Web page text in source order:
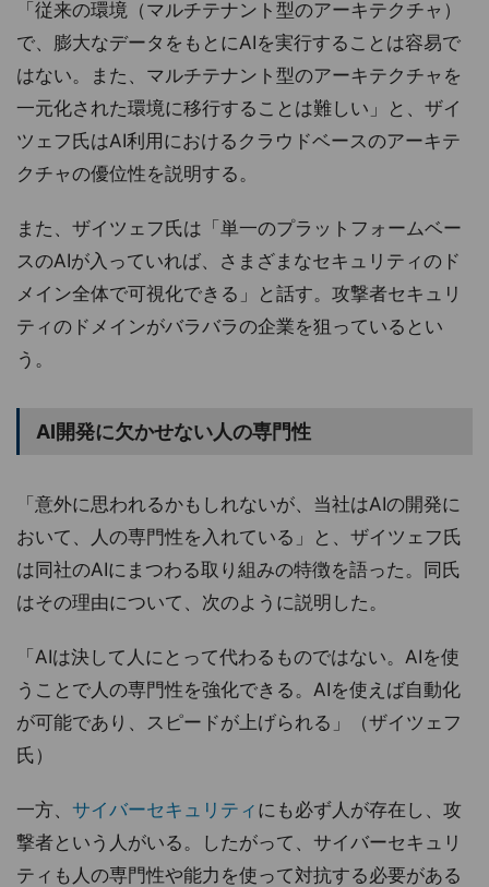
「従来の環境（マルチテナント型のアーキテクチャ）
で、膨大なデータをもとにAIを実行することは容易で
はない。また、マルチテナント型のアーキテクチャを
一元化された環境に移行することは難しい」と、ザイ
ツェフ氏はAI利用におけるクラウドベースのアーキテ
クチャの優位性を説明する。
また、ザイツェフ氏は「単一のプラットフォームベー
スのAIが入っていれば、さまざまなセキュリティのド
メイン全体で可視化できる」と話す。攻撃者セキュリ
ティのドメインがバラバラの企業を狙っているとい
う。
AI開発に欠かせない人の専門性
「意外に思われるかもしれないが、当社はAIの開発に
おいて、人の専門性を入れている」と、ザイツェフ氏
は同社のAIにまつわる取り組みの特徴を語った。同氏
はその理由について、次のように説明した。
「AIは決して人にとって代わるものではない。AIを使
うことで人の専門性を強化できる。AIを使えば自動化
が可能であり、スピードが上げられる」（ザイツェフ
氏）
一方、 サイバーセキュリティ にも必ず人が存在し、攻
撃者という人がいる。したがって、サイバーセキュリ
ティも人の専門性や能力を使って対抗する必要がある